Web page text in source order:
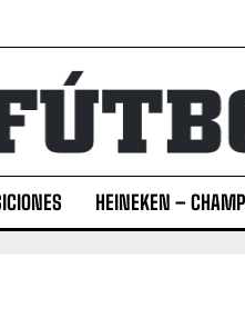
HEINEKEN –